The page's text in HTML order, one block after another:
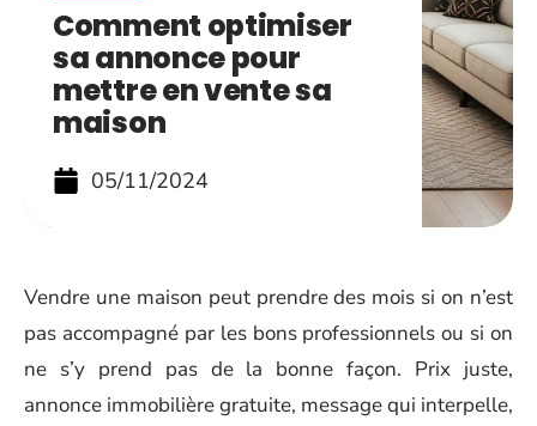
Comment optimiser
sa annonce pour
mettre en vente sa
maison
05/11/2024
Vendre une maison peut prendre des mois si on n’est
pas accompagné par les bons professionnels ou si on
ne s’y prend pas de la bonne façon. Prix juste,
annonce immobilière gratuite, message qui interpelle,